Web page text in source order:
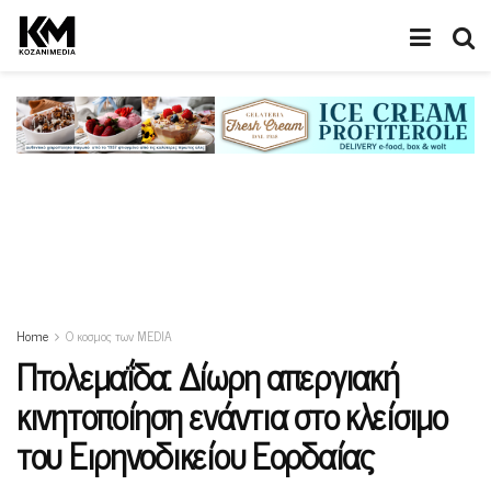
Home Ο κοσμος των MEDIA
Πτολεμαΐδα: Δίωρη απεργιακή
κινητοποίηση ενάντια στο κλείσιμο
του Ειρηνοδικείου Εορδαίας